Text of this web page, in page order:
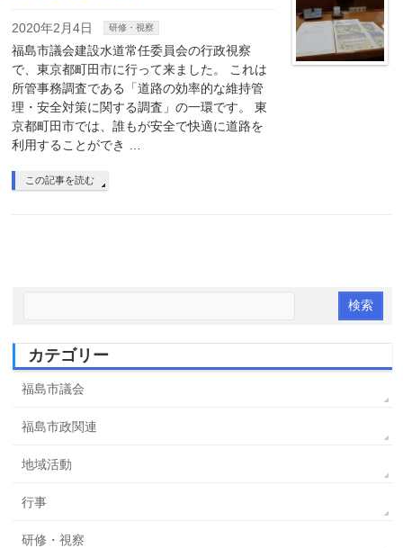
2020年2月4日 研修・視察
福島市議会建設水道常任委員会の行政視察
で、東京都町田市に行って来ました。 これは
所管事務調査である「道路の効率的な維持管
理・安全対策に関する調査」の一環です。 東
京都町田市では、誰もが安全で快適に道路を
利用することができ …
この記事を読む
カテゴリー
福島市議会
福島市政関連
地域活動
行事
研修・視察